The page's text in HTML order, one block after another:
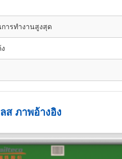
การทํางานสูงสุด
ส ภาพอ้างอิง